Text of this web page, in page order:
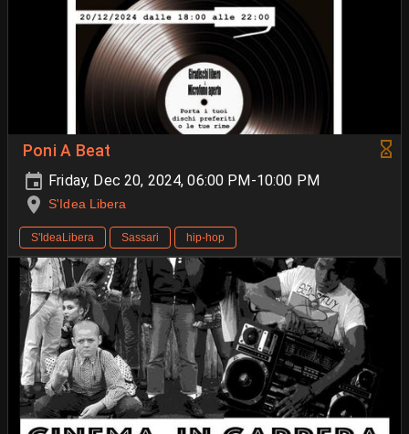
Poni A Beat
Friday, Dec 20, 2024, 06:00 PM-10:00 PM
S'Idea Libera
S'IdeaLibera Sassari hip-hop